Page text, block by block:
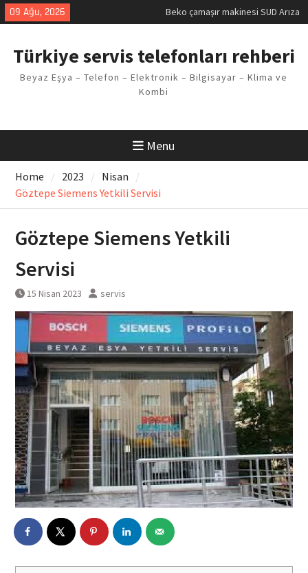
Skip
to
09 Ağu, 2026
Beko çamaşır makinesi SUD Arıza
Kodu
Kodu
Arızası Çözümü
E02 Arıza Kodu Regal kombi
Viessmann kombi F3 Hatası
Çözüm Yöntemleri
Türkiye servis telefonları rehberi
Beyaz Eşya – Telefon – Elektronik – Bilgisayar – Klima ve
Kombi
Menu
Home 2023
Nisan
Göztepe Siemens Yetkili Servisi
Göztepe Siemens Yetkili
Servisi
15 Nisan 2023 servis